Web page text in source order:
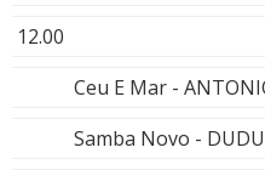
12.00
Ceu E Mar -
Samba Novo -